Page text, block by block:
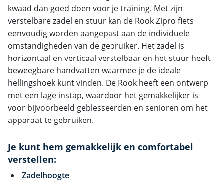
kwaad dan goed doen voor je training. Met zijn
verstelbare zadel en stuur kan de Rook Zipro fiets
eenvoudig worden aangepast aan de individuele
omstandigheden van de gebruiker. Het zadel is
horizontaal en verticaal verstelbaar en het stuur heeft
beweegbare handvatten waarmee je de ideale
hellingshoek kunt vinden. De Rook heeft een ontwerp
met een lage instap, waardoor het gemakkelijker is
voor bijvoorbeeld geblesseerden en senioren om het
apparaat te gebruiken.
Je kunt hem gemakkelijk en comfortabel
verstellen:
Zadelhoogte